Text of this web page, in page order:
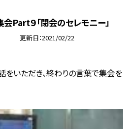
会Part９「閉会のセレモニー」
更新日 2021/02/22
をいただき、終わりの言葉で集会を